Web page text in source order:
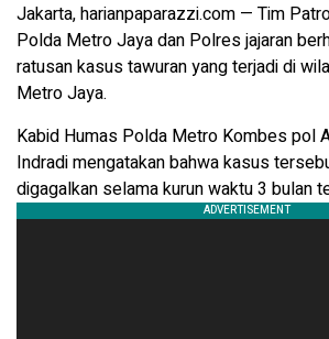
Jakarta, harianpaparazzi.com — Tim
Polda Metro Jaya dan Polres jajaran
ratusan kasus tawuran yang terjadi di
Metro Jaya.
Kabid Humas Polda Metro Kombes pol
Indradi mengatakan bahwa kasus
digagalkan selama kurun waktu 3 bulan